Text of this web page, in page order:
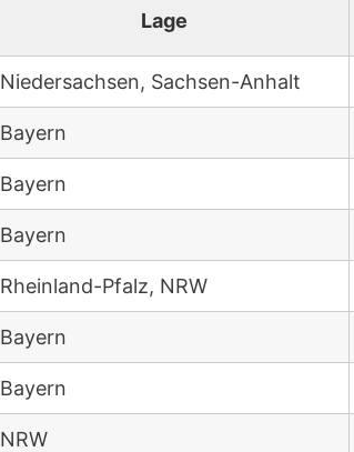
Lage
Niedersachsen, Sachsen-Anhalt
Bayern
Bayern
Bayern
Rheinland-Pfalz, NRW
Bayern
Bayern
NRW